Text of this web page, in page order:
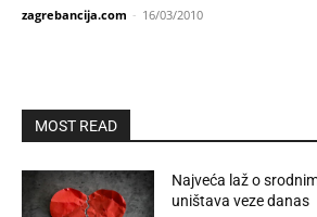
zagrebancija.com - 16/03/2010
MOST READ
Najveća laž o
uništava veze danas